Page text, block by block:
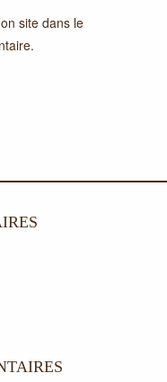
site dans le